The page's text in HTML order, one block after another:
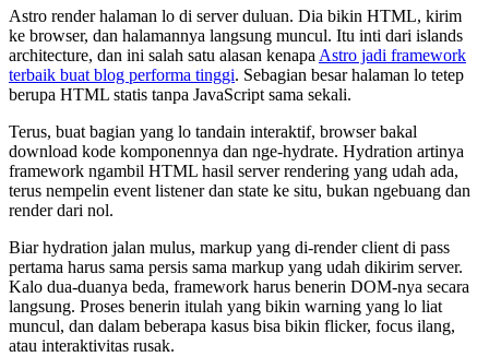
Astro render halaman lo di server duluan. Dia bikin HTML, kirim
ke browser, dan halamannya langsung muncul. Itu inti dari islands
architecture, dan ini salah satu alasan kenapa Astro jadi framework
terbaik buat blog performa tinggi. Sebagian besar halaman lo tetep
berupa HTML statis tanpa JavaScript sama sekali.
Terus, buat bagian yang lo tandain interaktif, browser bakal
download kode komponennya dan nge-hydrate. Hydration artinya
framework ngambil HTML hasil server rendering yang udah ada,
terus nempelin event listener dan state ke situ, bukan ngebuang dan
render dari nol.
Biar hydration jalan mulus, markup yang di-render client di pass
pertama harus sama persis sama markup yang udah dikirim server.
Kalo dua-duanya beda, framework harus benerin DOM-nya secara
langsung. Proses benerin itulah yang bikin warning yang lo liat
muncul, dan dalam beberapa kasus bisa bikin flicker, focus ilang,
atau interaktivitas rusak.